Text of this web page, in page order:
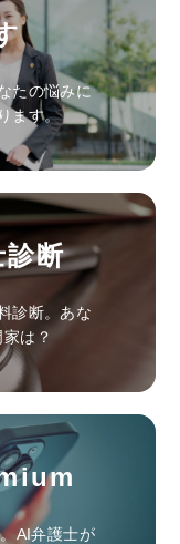
たの悩みに
ます。
診断
診断。あな
は？
AI弁護士が